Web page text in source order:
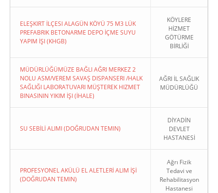
ELEŞKIRT İLÇESI ALAGÜN KÖYÜ 75 M3 LÜK
PREFABRIK BETONARME DEPO İÇME SUYU
YAPIM İŞI (KHGB)
KÖYLERE
HİZMET
GÖTÜRME
BİRLİĞİ
MÜDÜRLÜĞÜMÜZE BAĞLI AĞRI MERKEZ 2
NOLU ASM/VEREM SAVAŞ DISPANSERI /HALK
SAĞLIĞI LABORATUVARI MÜŞTEREK HIZMET
BINASININ YIKIM İŞI (İHALE)
AĞRI İL SAĞLIK
MÜDÜRLÜĞÜ
SU SEBİLİ ALIMI (DOĞRUDAN TEMIN)
DİYADİN
DEVLET
HASTANESİ
PROFESYONEL AKÜLÜ EL ALETLERİ ALIM İŞİ
(DOĞRUDAN TEMIN)
Ağrı Fizik
Tedavi ve
Rehabilitasyon
Hastanesi